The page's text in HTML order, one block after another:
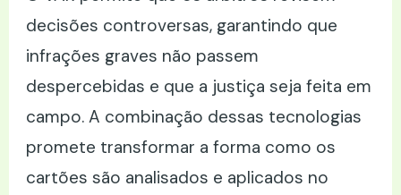
decisões controversas, garantindo que
infrações graves não passem
despercebidas e que a justiça seja feita em
campo. A combinação dessas tecnologias
promete transformar a forma como os
cartões são analisados e aplicados no